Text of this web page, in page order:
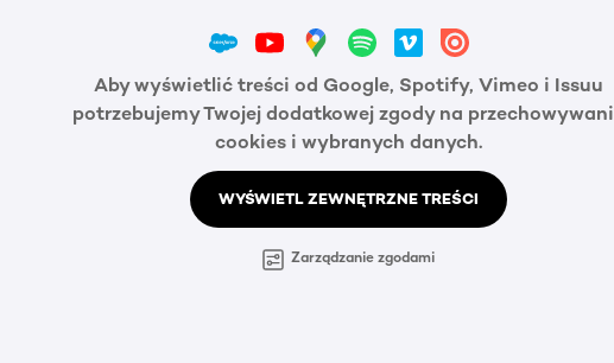
Aby wyświetlić treści od Google, Spotify, Vimeo i Issuu
potrzebujemy Twojej dodatkowej zgody na
cookies i wybranych danych.
WYŚWIETL ZEWNĘTRZNE TREŚCI
Zarządzanie zgodami